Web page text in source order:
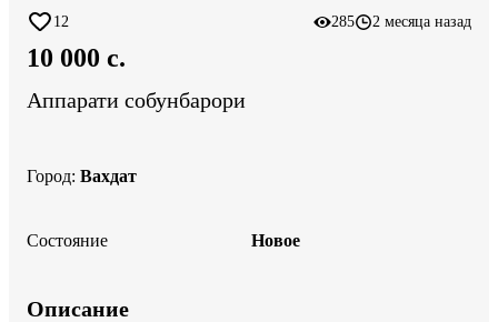
12 285 2 месяца назад
10 000 c.
Аппарати собунбарори
Город: Вахдат
Состояние Новое
Описание